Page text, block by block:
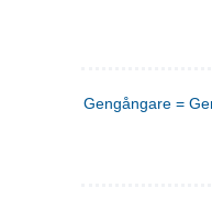
Gengångare =